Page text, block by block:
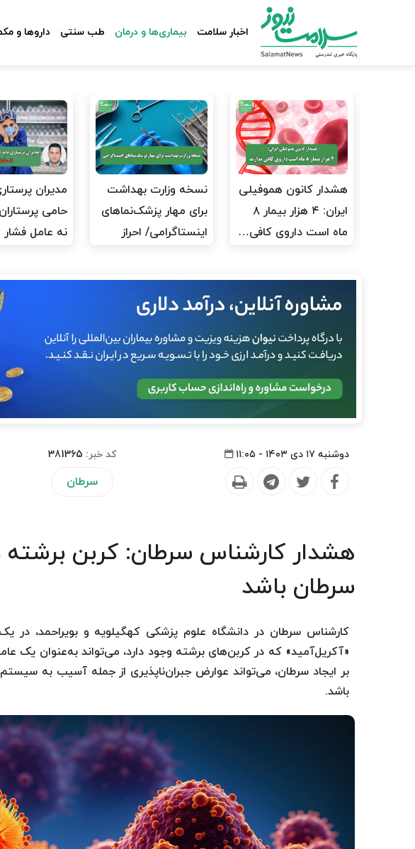
اخبار سلامت بیماری‌ها و درمان طب سنتی داروها و
هشدار کانون هموفیلی
ایران: ۴ هزار بیمار ۸
ماه است داروی کافی…
نسخه وزارت بهداشت
برای مهار پزشک‌نماهای
اینستاگرامی/ احراز
مدیران
حامی
نه عامل فشار
دوشنبه ۱۷ دی ۱۴۰۳ - ۱۱:۰۵ کد خبر: 381365
سرطان
هشدار کارشناس سرطان: کربن برشته
سرطان باشد
کارشناس سرطان در دانشگاه علوم پزشکی کهگیلویه و بویراحمد، در
«آکریل‌آمید» که در کربن‌های برشته وجود دارد، می‌تواند به‌عنوان یک
بر ایجاد سرطان، می‌تواند عوارض جبران‌ناپذیری از جمله آسیب به
باشد.